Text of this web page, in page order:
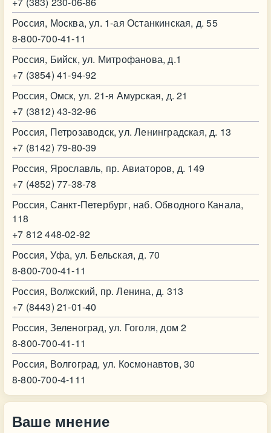
Россия, Москва, ул. 1-ая Останкинская, д. 55
8-800-700-41-11
Россия, Бийск, ул. Митрофанова, д.1
+7 (3854) 41-94-92
Россия, Омск, ул. 21-я Амурская, д. 21
+7 (3812) 43-32-96
Россия, Петрозаводск, ул. Ленинградская, д. 13
+7 (8142) 79-80-39
Россия, Ярославль, пр. Авиаторов, д. 149
+7 (4852) 77-38-78
Россия, Санкт-Петербург, наб. Обводного Канала,
118
+7 812 448-02-92
Россия, Уфа, ул. Бельская, д. 70
8-800-700-41-11
Россия, Волжский, пр. Ленина, д. 313
+7 (8443) 21-01-40
Россия, Зеленоград, ул. Гоголя, дом 2
8-800-700-41-11
Россия, Волгоград, ул. Космонавтов, 30
8-800-700-4-111
Ваше мнение